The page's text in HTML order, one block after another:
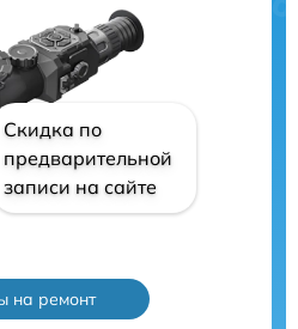
Скидка по
предварительной
записи на сайте
на ремонт